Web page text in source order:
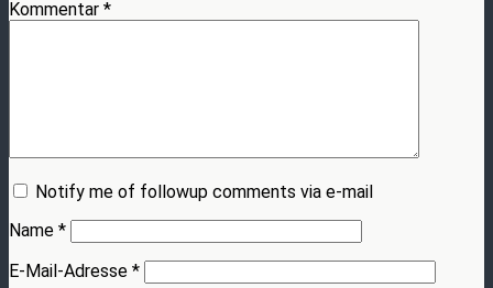
Kommentar *
Notify me of followup comments via e-mail
Name *
E-Mail-Adresse *